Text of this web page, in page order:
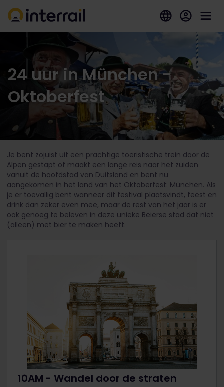
24 uur in München -
Oktoberfest
Je bent zojuist uit een prachtige toeristische trein door de
Alpen gestapt of maakt een lange reis naar het zuiden
vanuit de hoofdstad van Duitsland en bent nu
aangekomen in het land van het Oktoberfest: München. Als
je er toevallig bent wanneer dit festival plaatsvindt, feest en
drink dan zeker even mee, maar de rest van het jaar is er
ook genoeg te beleven in deze unieke Beierse stad dat niet
(alleen) met bier te maken heeft.
10AM - Wandel door de straten